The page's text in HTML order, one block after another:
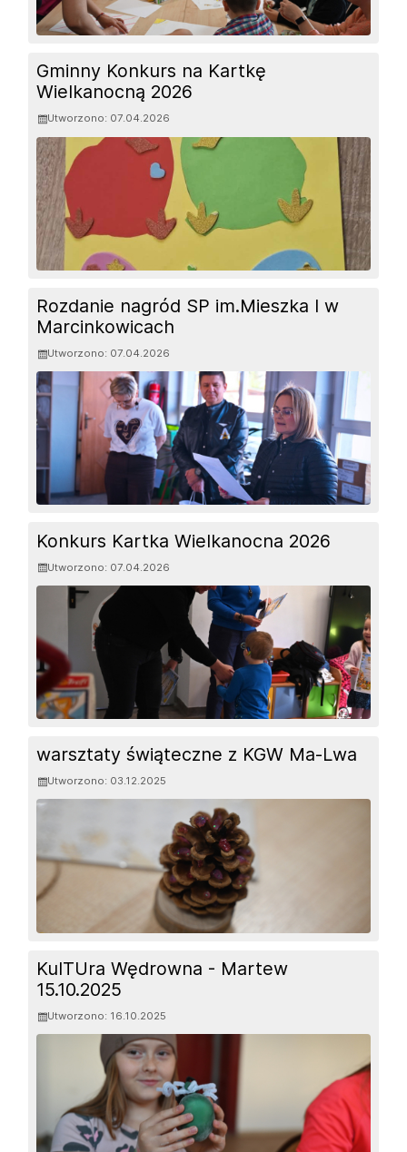
Gminny Konkurs na Kartkę
Wielkanocną 2026
Utworzono: 07.04.2026
Rozdanie nagród SP im.Mieszka I w
Marcinkowicach
Utworzono: 07.04.2026
Konkurs Kartka Wielkanocna 2026
Utworzono: 07.04.2026
warsztaty świąteczne z KGW Ma-Lwa
Utworzono: 03.12.2025
KulTUra Wędrowna - Martew
15.10.2025
Utworzono: 16.10.2025